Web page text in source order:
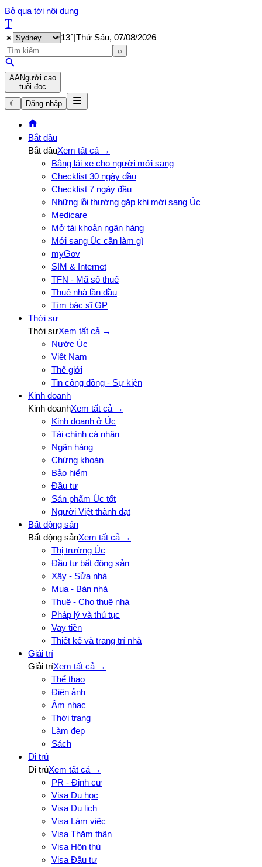
Bỏ qua tới nội dung
T
☀️ 13°|Thứ Sáu, 07/08/2026
⌕
AANgười cao
tuổi đọc
☾
Đăng nhập
Bắt đầu
Bắt đầuXem tất cả →
Bằng lái xe cho người mới sang
Checklist 30 ngày đầu
Checklist 7 ngày đầu
Những lỗi thường gặp khi mới sang Úc
Medicare
Mở tài khoản ngân hàng
Mới sang Úc cần làm gì
myGov
SIM & Internet
TFN - Mã số thuế
Thuê nhà lần đầu
Tìm bác sĩ GP
Thời sự
Thời sựXem tất cả →
Nước Úc
Việt Nam
Thế giới
Tin cộng đồng - Sự kiện
Kinh doanh
Kinh doanhXem tất cả →
Kinh doanh ở Úc
Tài chính cá nhân
Ngân hàng
Chứng khoán
Bảo hiểm
Đầu tư
Sản phẩm Úc tốt
Người Việt thành đạt
Bất động sản
Bất động sảnXem tất cả →
Thị trường Úc
Đầu tư bất động sản
Xây - Sửa nhà
Mua - Bán nhà
Thuê - Cho thuê nhà
Pháp lý và thủ tục
Vay tiền
Thiết kế và trang trí nhà
Giải trí
Giải tríXem tất cả →
Thể thao
Điện ảnh
Âm nhạc
Thời trang
Làm đẹp
Sách
Di trú
Di trúXem tất cả →
PR - Định cư
Visa Du học
Visa Du lịch
Visa Làm việc
Visa Thăm thân
Visa Hôn thú
Visa Đầu tư